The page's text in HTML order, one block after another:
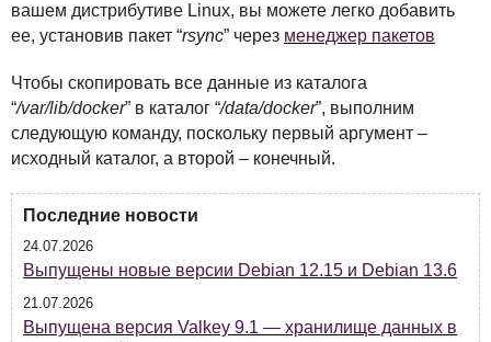
вашем дистрибутиве Linux, вы можете легко добавить
ее, установив пакет “rsync” через менеджер пакетов
Чтобы скопировать все данные из каталога
“/var/lib/docker” в каталог “/data/docker”, выполним
следующую команду, поскольку первый аргумент –
исходный каталог, а второй – конечный.
Последние новости
24.07.2026
Выпущены новые версии Debian 12.15 и Debian 13.6
21.07.2026
Выпущена версия Valkey 9.1 — хранилище данных в